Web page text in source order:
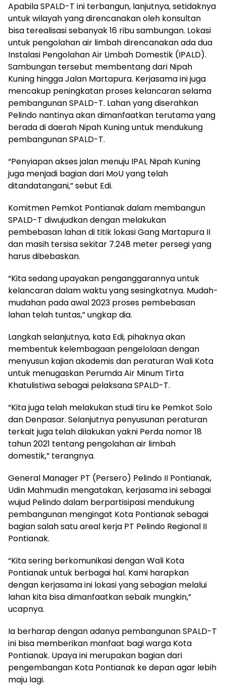
Apabila SPALD-T ini terbangun, lanjutnya, setidaknya
untuk wilayah yang direncanakan oleh konsultan
bisa terealisasi sebanyak 16 ribu sambungan. Lokasi
untuk pengolahan air limbah direncanakan ada dua
Instalasi Pengolahan Air Limbah Domestik (IPALD).
Sambungan tersebut membentang dari Nipah
Kuning hingga Jalan Martapura. Kerjasama ini juga
mencakup peningkatan proses kelancaran selama
pembangunan SPALD-T. Lahan yang diserahkan
Pelindo nantinya akan dimanfaatkan terutama yang
berada di daerah Nipah Kuning untuk mendukung
pembangunan SPALD-T.
“Penyiapan akses jalan menuju IPAL Nipah Kuning
juga menjadi bagian dari MoU yang telah
ditandatangani,” sebut Edi.
Komitmen Pemkot Pontianak dalam membangun
SPALD-T diwujudkan dengan melakukan
pembebasan lahan di titik lokasi Gang Martapura II
dan masih tersisa sekitar 7.248 meter persegi yang
harus dibebaskan.
“Kita sedang upayakan penganggarannya untuk
kelancaran dalam waktu yang sesingkatnya. Mudah-
mudahan pada awal 2023 proses pembebasan
lahan telah tuntas,” ungkap dia.
Langkah selanjutnya, kata Edi, pihaknya akan
membentuk kelembagaan pengelolaan dengan
menyusun kajian akademis dan peraturan Wali Kota
untuk menugaskan Perumda Air Minum Tirta
Khatulistiwa sebagai pelaksana SPALD-T.
“Kita juga telah melakukan studi tiru ke Pemkot Solo
dan Denpasar. Selanjutnya penyusunan peraturan
terkait juga telah dilakukan yakni Perda nomor 18
tahun 2021 tentang pengolahan air limbah
domestik,” terangnya.
General Manager PT (Persero) Pelindo II Pontianak,
Udin Mahmudin mengatakan, kerjasama ini sebagai
wujud Pelindo dalam berpartisipasi mendukung
pembangunan mengingat Kota Pontianak sebagai
bagian salah satu areal kerja PT Pelindo Regional II
Pontianak.
“Kita sering berkomunikasi dengan Wali Kota
Pontianak untuk berbagai hal. Kami harapkan
dengan kerjasama ini lokasi yang sebagian melalui
lahan kita bisa dimanfaatkan sebaik mungkin,”
ucapnya.
Ia berharap dengan adanya pembangunan SPALD-T
ini bisa memberikan manfaat bagi warga Kota
Pontianak. Upaya ini merupakan bagian dari
pengembangan Kota Pontianak ke depan agar lebih
maju lagi.